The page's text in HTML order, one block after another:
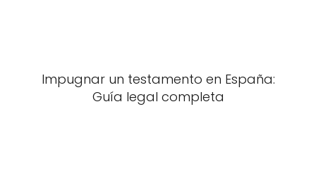
Impugnar un testamento en España:
Guía legal completa